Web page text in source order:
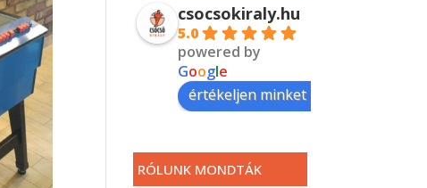
csocsokiraly.hu
5.0
powered by
Google
értékeljen minket itt:
RÓLUNK MONDTÁK